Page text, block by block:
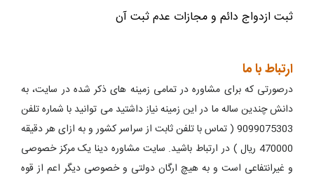
ثبت ازدواج دائم و مجازات عدم ثبت آن
ارتباط با ما
درصورتی که برای مشاوره در تمامی زمینه های ذکر شده در سایت، به
دانش چندین ساله ما در این زمینه نیاز داشتید می توانید با شماره تلفن
9099075303 ( تماس با تلفن ثابت از سراسر کشور و به ازای هر دقیقه
470000 ریال ) در ارتباط باشید. سایت مشاوره دینا یک مرکز خصوصی
و غیرانتفاعی است و به هیچ ارگان دولتی و خصوصی دیگر اعم از قوه